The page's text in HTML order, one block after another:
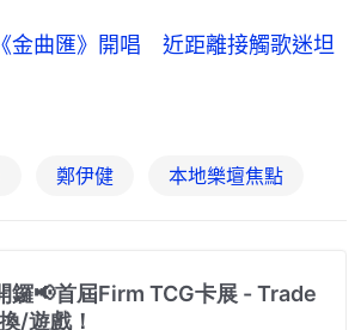
金曲匯》開唱 近距離接觸歌迷坦
鄭伊健 本地樂壇焦點